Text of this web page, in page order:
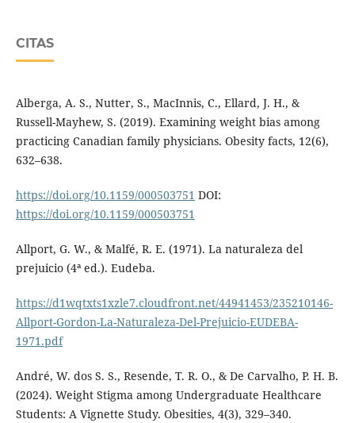
CITAS
Alberga, A. S., Nutter, S., MacInnis, C., Ellard, J. H., &
Russell-Mayhew, S. (2019). Examining weight bias among
practicing Canadian family physicians. Obesity facts, 12(6),
632–638.
https://doi.org/10.1159/000503751 DOI:
https://doi.org/10.1159/000503751
Allport, G. W., & Malfé, R. E. (1971). La naturaleza del
prejuicio (4ª ed.). Eudeba.
https://d1wqtxts1xzle7.cloudfront.net/44941453/235210146-
Allport-Gordon-La-Naturaleza-Del-Prejuicio-EUDEBA-
1971.pdf
André, W. dos S. S., Resende, T. R. O., & De Carvalho, P. H. B.
(2024). Weight Stigma among Undergraduate Healthcare
Students: A Vignette Study. Obesities, 4(3), 329–340.